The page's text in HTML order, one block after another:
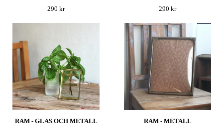
290 kr
290 kr
RAM - GLAS OCH METALL RAM - METALL